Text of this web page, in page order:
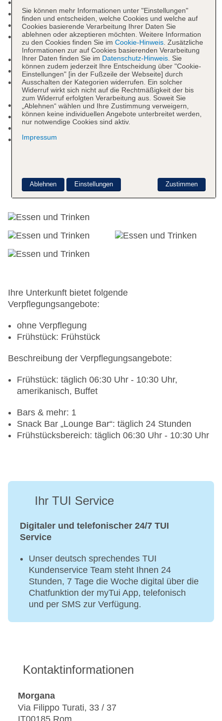
Rezeption: täglich 15:00 Uhr - 11:00 Uhr
Gästebetreuung
Internet: WLAN/WiFi, im gesamten Hotel
(Anlage): ohne Gebühr
Wäscheservice
Concierge Service
Zahlungsarten: TUI Card / VISA, MasterCard,
American Express, Diners
Haustiere nicht erlaubt
Parkmöglichkeiten: Garage
Gebäudeanzahl: 1, Zimmer: 121
Landeskategorie: 4 Sterne
Essen & Trinken
Ihre Unterkunft bietet folgende
Verpflegungsangebote:
ohne Verpflegung
Frühstück: Frühstück
Beschreibung der Verpflegungsangebote:
Frühstück: täglich 06:30 Uhr - 10:30 Uhr,
amerikanisch, Buffet
Bars & mehr: 1
Snack Bar „Lounge Bar“: täglich 24 Stunden
Frühstücksbereich: täglich 06:30 Uhr - 10:30 Uhr
Ihr TUI Service
Digitaler und telefonischer 24/7 TUI
Service
Unser deutsch sprechendes TUI
Kundenservice Team steht Ihnen 24
Stunden, 7 Tage die Woche digital über die
Chatfunktion der myTui App, telefonisch
und per SMS zur Verfügung.
Kontaktinformationen
Morgana
Via Filippo Turati, 33 / 37
Sie können mehr Informationen unter "Einstellungen"
finden und entscheiden, welche Cookies und welche auf
Cookies basierende Verarbeitung Ihrer Daten Sie
ablehnen oder akzeptieren möchten. Weitere Information
zu den Cookies finden Sie im Cookie-Hinweis. Zusätzliche
Informationen zur auf Cookies basierenden Verarbeitung
Ihrer Daten finden Sie im Datenschutz-Hinweis. Sie
können zudem jederzeit Ihre Entscheidung über "Cookie-
Einstellungen" [in der Fußzeile der Webseite] durch
Ausschalten der Kategorien widerrufen. Ein solcher
Widerruf wirkt sich nicht auf die Rechtmäßigkeit der bis
zum Widerruf erfolgten Verarbeitung aus. Soweit Sie
„Ablehnen“ wählen und Ihre Zustimmung verweigern,
können keine individuellen Angebote unterbreitet werden,
nur notwendige Cookies sind aktiv.
Impressum
Zustimmen
Ablehnen Einstellungen